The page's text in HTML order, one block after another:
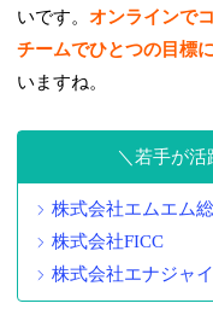
いです。オンラインで
チームでひとつの目標
いますね。
若手が活
株式会社エムエム
株式会社FICC
株式会社エナジャ